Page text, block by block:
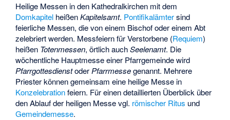
Heilige Messen in den Kathedralkirchen mit dem
Domkapitel heißenKapitelsamt. Pontifikalämtersind
feierliche Messen, die von einem Bischof oder einem Abt
zelebriert werden. Messfeiern für Verstorbene (Requiem)
heißen Totenmessen, örtlich auchSeelenamt. Die
wöchentliche Hauptmesse einer Pfarrgemeinde wird
PfarrgottesdienstoderPfarrmessegenannt. Mehrere
Priester können gemeinsam eine heilige Messe in
Konzelebrationfeiern. Für einen detaillierten Überblick über
den Ablauf der heiligen Messe vgl. römischer Ritus und
Gemeindemesse.